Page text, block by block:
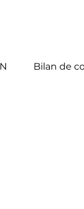
Bilan de